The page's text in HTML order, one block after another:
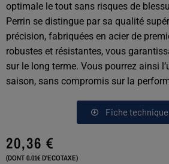
optimale le tout sans risques de
Perrin se distingue par sa qualité
précision, fabriquées en acier de
robustes et résistantes, vous
sur le long terme. Vous pourrez ainsi
saison, sans compromis sur la
Fiche technique
20,36€
(DONT 0.01€ D'ECOTAXE)